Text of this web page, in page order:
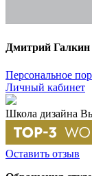
Дмитрий Галкин
Персональное
Личный кабинет
Школа дизайна
Оставить отзыв